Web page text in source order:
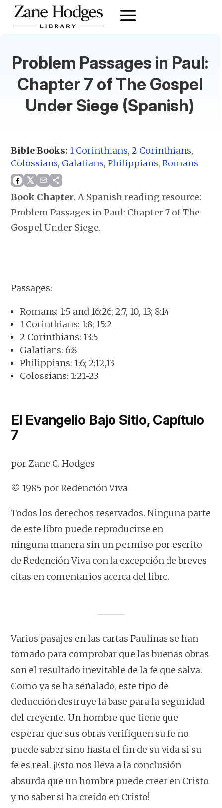
Problem Passages in Paul:
Chapter 7 of The Gospel
Under Siege (Spanish)
Bible Books: 1 Corinthians,2 Corinthians,
Colossians, Galatians,Philippians,Romans
Book Chapter.A Spanish reading resource:
Problem Passages in Paul: Chapter 7 of The
Gospel Under Siege.
Passages:
Romans: 1:5 and 16:26; 2:7, 10, 13; 8:14
1 Corinthians: 1:8; 15:2
2 Corinthians: 13:5
Galatians: 6:8
Philippians: 1:6; 2:12,13
Colossians: 1:21-23
El Evangelio Bajo Sitio, Capítulo
7
por Zane C. Hodges
© 1985 por Redención Viva
Todos los derechos reservados. Ninguna parte
de este libro puede reproducirse en
ninguna manera sin un permiso por escrito
de Redención Viva con la excepción de breves
citas en comentarios acerca del libro.
Varios pasajes en las cartas Paulinas se han
tomado para comprobar que las buenas obras
son el resultado inevitable de la fe que salva.
Como ya se ha señalado, este tipo de
deducción destruye la base para la seguridad
del creyente. Un hombre que tiene que
esperar que sus obras verifiquen su fe no
puede saber sino hasta el fin de su vida si su
fe es real. ¡Esto nos lleva a la conclusión
absurda que un hombre puede creer en Cristo
y no saber si ha creído en Cristo!